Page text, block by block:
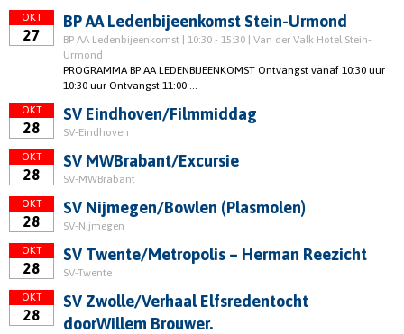
OKT
27
BP AA Ledenbijeenkomst Stein-Urmond
BP AA Ledenbijeenkomst | 10:30 - 15:30 | Van der Valk Hotel Stein-
Urmond
PROGRAMMA BP AA LEDENBIJEENKOMST Ontvangst vanaf 10:30 uur
10:30 uur Ontvangst 11:00 ...
OKT
28
SV Eindhoven/Filmmiddag
SV-Eindhoven
OKT
28
SV MWBrabant/Excursie
SV-MWBrabant
OKT
28
SV Nijmegen/Bowlen (Plasmolen)
SV-Nijmegen
OKT
28
SV Twente/Metropolis – Herman Reezicht
SV-Twente
OKT
28
SV Zwolle/Verhaal Elfsredentocht
doorWillem Brouwer.